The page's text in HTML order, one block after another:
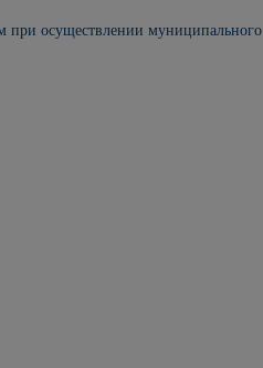
при осуществлении муниципального